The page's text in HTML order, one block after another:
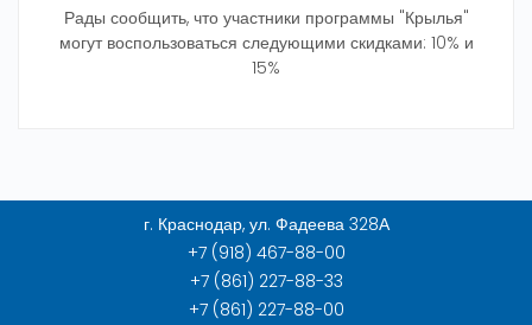
Рады сообщить, что участники программы "Крылья"
могут воспользоваться следующими скидками: 10% и
15%
г. Краснодар, ул. Фадеева 328А
+7 (918) 467-88-00
+7 (861) 227-88-33
+7 (861) 227-88-00